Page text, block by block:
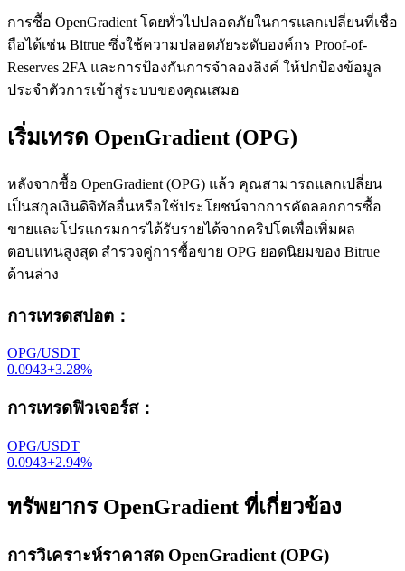
การซื้อ OpenGradient โดยทั่วไปปลอดภัยในการแลกเปลี่ยนที่เชื่อ
ถือได้เช่น Bitrue ซึ่งใช้ความปลอดภัยระดับองค์กร Proof-of-
Reserves 2FA และการป้องกันการจำลองลิงค์ ให้ปกป้องข้อมูล
ประจำตัวการเข้าสู่ระบบของคุณเสมอ
เริ่มเทรด OpenGradient (OPG)
หลังจากซื้อ OpenGradient (OPG) แล้ว คุณสามารถแลกเปลี่ยน
เป็นสกุลเงินดิจิทัลอื่นหรือใช้ประโยชน์จากการคัดลอกการซื้อ
ขายและโปรแกรมการได้รับรายได้จากคริปโตเพื่อเพิ่มผล
ตอบแทนสูงสุด สำรวจคู่การซื้อขาย OPG ยอดนิยมของ Bitrue
ด้านล่าง
การเทรดสปอต ：
OPG/USDT
0.0943+3.28%
การเทรดฟิวเจอร์ส：
OPG/USDT
0.0943+2.94%
ทรัพยากร OpenGradient ที่เกี่ยวข้อง
การวิเคราะห์ราคาสด OpenGradient (OPG)